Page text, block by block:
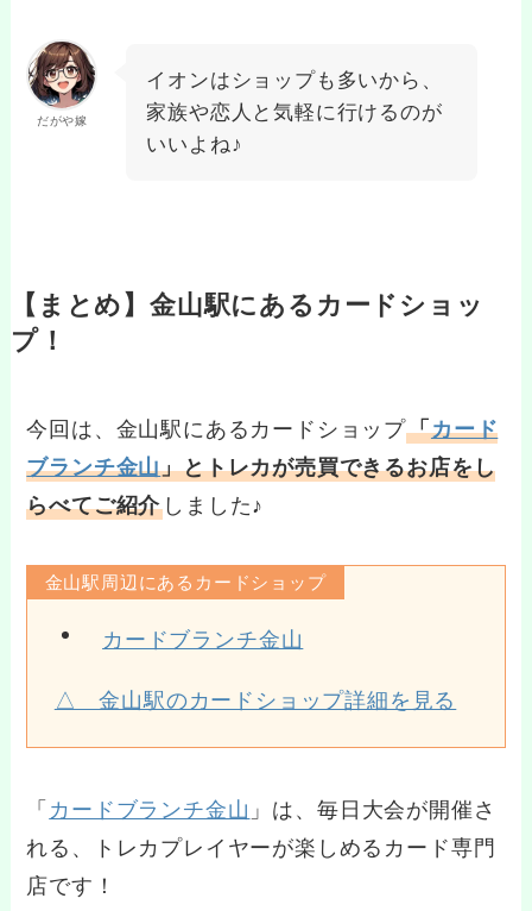
だがや嫁
イオンはショップも多いから、
家族や恋人と気軽に行けるのが
いいよね♪
【まとめ】金山駅にあるカードショッ
プ！
今回は、金山駅にあるカードショップ「カード
ブランチ金山」とトレカが売買できるお店をし
らべてご紹介 しました♪
金山駅周辺にあるカードショップ
カードブランチ金山
△ 金山駅のカードショップ詳細を見る
「 カードブランチ金山 」は、毎日大会が開催さ
れる、トレカプレイヤーが楽しめるカード専門
店です！